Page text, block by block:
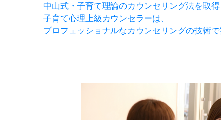
中山式・子育て理論のカウンセリング法を取
子育て心理上級カウンセラーは、
プロフェッショナルなカウンセリングの技術